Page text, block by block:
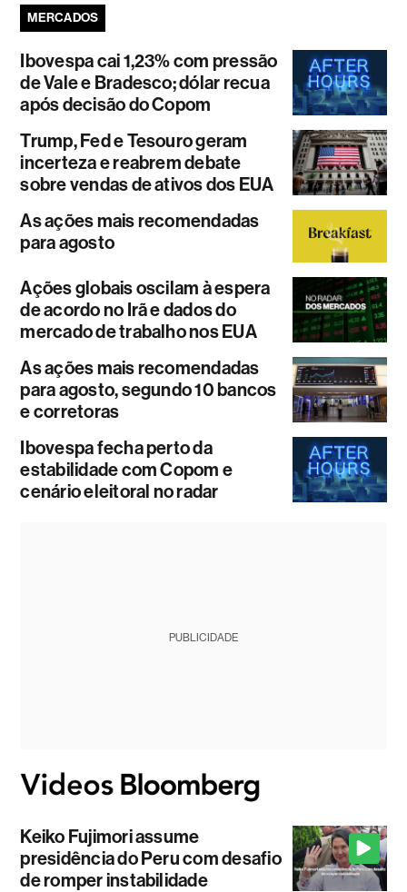
MERCADOS
Ibovespa cai 1,23% com pressão
de Vale e Bradesco; dólar recua
após decisão do Copom
Trump, Fed e Tesouro geram
incerteza e reabrem debate
sobre vendas de ativos dos EUA
As ações mais recomendadas
para agosto
Ações globais oscilam à espera
de acordo no Irã e dados do
mercado de trabalho nos EUA
As ações mais recomendadas
para agosto, segundo 10 bancos
e corretoras
Ibovespa fecha perto da
estabilidade com Copom e
cenário eleitoral no radar
PUBLICIDADE
Keiko Fujimori assume
presidência do Peru com desafio
de romper instabilidade